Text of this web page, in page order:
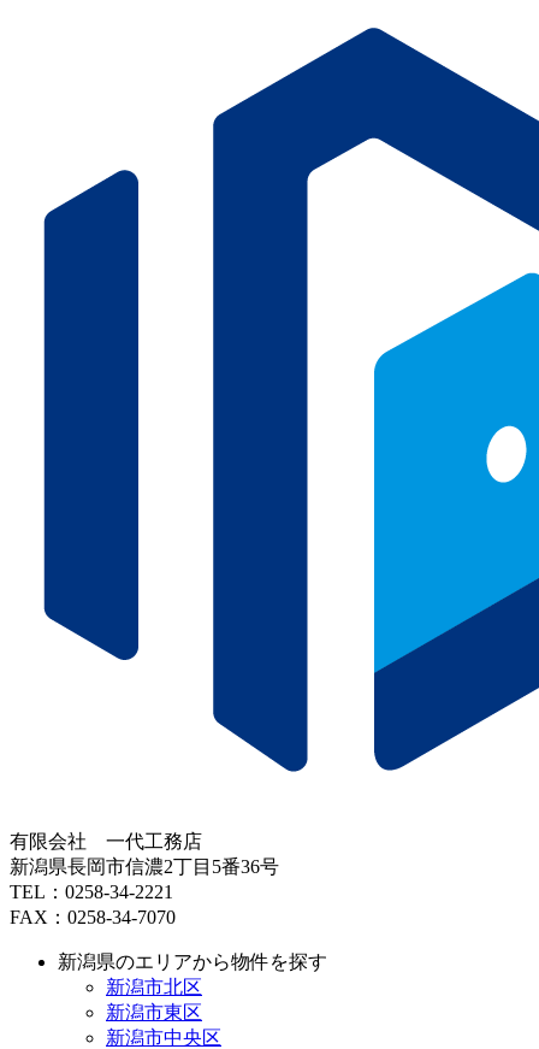
有限会社 一代工務店
新潟県長岡市信濃2丁目5番36号
TEL：0258-34-2221
FAX：0258-34-7070
新潟県のエリアから物件を探す
新潟市北区
新潟市東区
新潟市中央区